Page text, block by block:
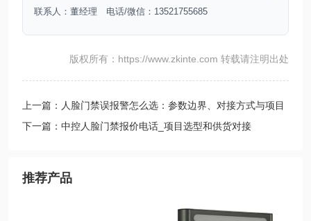
联系人：董经理 电话/微信：13521755685
版权所有：https://www.zkinte.com 转载请注明出处
上一篇：人脸门禁误报警怎么选：参数边界、对接方式与项目
判断
下一篇：中控人脸门禁报价电话_项目选型和供货对接
推荐产品